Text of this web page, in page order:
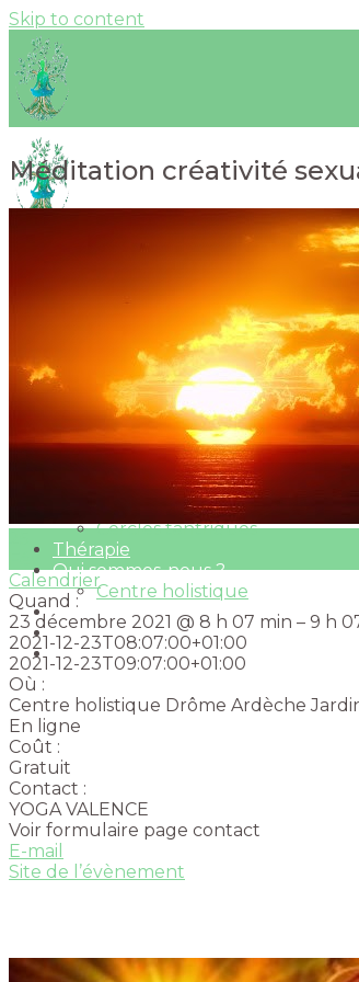
Skip to content
Kundalini Yoga
Bienfaits & Postures
Déroulement d’une séance
Mantras
Yoga et marche méditative «
Mudras
Méditation
Cercles tantriques
Thérapie
Qui sommes-nous ?
Centre holistique
Tarifs
Contact
Méditation créativité
Fév
Calendrier
Quand :
23 décembre 2021 @ 8 h 07 min – 9 h
2021-12-23T08:07:00+01:00
2021-12-23T09:07:00+01:00
Où :
Centre holistique Drôme Ardèche
En ligne
Coût :
Gratuit
Contact :
YOGA VALENCE
Voir formulaire page contact
E-mail
Site de l’évènement